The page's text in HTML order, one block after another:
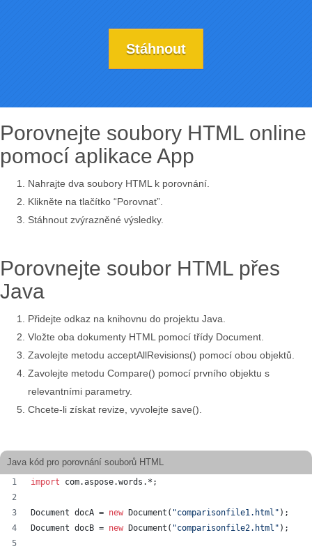
Stáhnout
Porovnejte soubory HTML online
pomocí aplikace App
Nahrajte dva soubory HTML k porovnání.
Klikněte na tlačítko “Porovnat”.
Stáhnout zvýrazněné výsledky.
Porovnejte soubor HTML přes
Java
Přidejte odkaz na knihovnu do projektu Java.
Vložte oba dokumenty HTML pomocí třídy Document.
Zavolejte metodu acceptAllRevisions() pomocí obou objektů.
Zavolejte metodu Compare() pomocí prvního objektu s
relevantními parametry.
Chcete-li získat revize, vyvolejte save().
Java kód pro porovnání souborů HTML
import com.aspose.words .*;
Document docA = new Document ( "comparisonfile1.html" );
Document docB = new Document ( "comparisonfile2.html" );